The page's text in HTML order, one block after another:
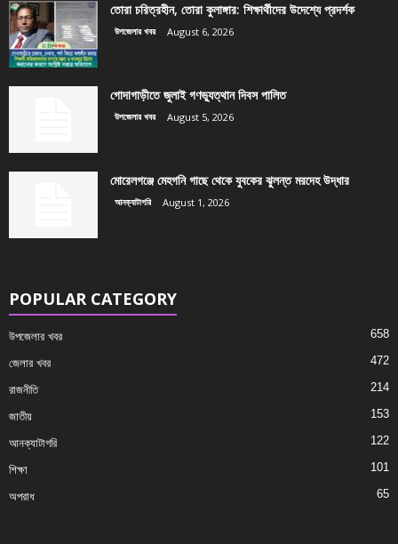
তোরা চরিত্রহীন, তোরা কুলাঙ্গার: শিক্ষার্থীদের উদেশ্যে প্রদর্শক
উপজেলার খবর August 6, 2026
গোদাগাড়ীতে জুলাই গণভ্যুত্থান দিবস পালিত
উপজেলার খবর August 5, 2026
মোরেলগঞ্জে মেহগনি গাছে থেকে যুবকের ঝুলন্ত মরদেহ উদ্ধার
আনক্যাটাগরি August 1, 2026
POPULAR CATEGORY
উপজেলার খবর 658
জেলার খবর 472
রাজনীতি 214
জাতীয় 153
আনক্যাটাগরি 122
শিক্ষা 101
অপরাধ 65